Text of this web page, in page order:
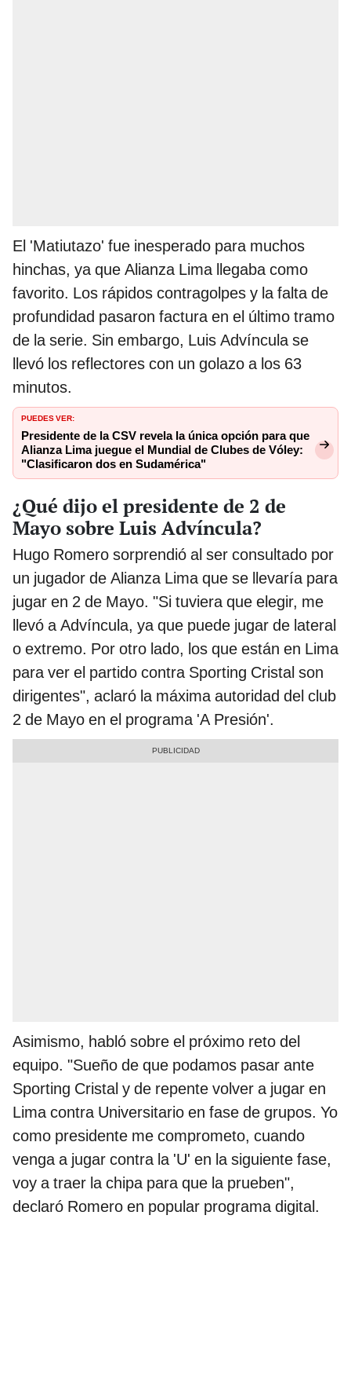
El 'Matiutazo' fue inesperado para muchos
hinchas, ya que Alianza Lima llegaba como
favorito. Los rápidos contragolpes y la falta de
profundidad pasaron factura en el último tramo
de la serie. Sin embargo, Luis Advíncula se
llevó los reflectores con un golazo a los 63
minutos.
PUEDES VER:
Presidente de la CSV revela la única opción para que
Alianza Lima juegue el Mundial de Clubes de Vóley:
"Clasificaron dos en Sudamérica"
¿Qué dijo el presidente de 2 de
Mayo sobre Luis Advíncula?
Hugo Romero sorprendió al ser consultado por
un jugador de Alianza Lima que se llevaría para
jugar en 2 de Mayo. "Si tuviera que elegir, me
llevó a Advíncula, ya que puede jugar de lateral
o extremo. Por otro lado, los que están en Lima
para ver el partido contra Sporting Cristal son
dirigentes", aclaró la máxima autoridad del club
2 de Mayo en el programa 'A Presión'.
Asimismo, habló sobre el próximo reto del
equipo. "Sueño de que podamos pasar ante
Sporting Cristal y de repente volver a jugar en
Lima contra Universitario en fase de grupos. Yo
como presidente me comprometo, cuando
venga a jugar contra la 'U' en la siguiente fase,
voy a traer la chipa para que la prueben",
declaró Romero en popular programa digital.